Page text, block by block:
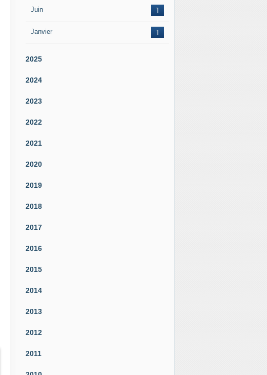
Juin 1
Janvier 1
2025
2024
2023
2022
2021
2020
2019
2018
2017
2016
2015
2014
2013
2012
2011